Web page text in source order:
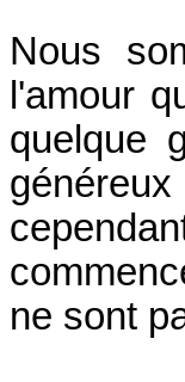
Nous
l'amour
quelque
ne sont